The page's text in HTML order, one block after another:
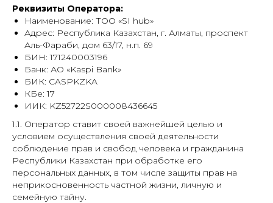
Реквизиты Оператора:
Наименование: ТОО «SI hub»
Адрес: Республика Казахстан, г. Алматы, проспект
Аль-Фараби, дом 63/17, н.п. 69
БИН: 171240003196
Банк: АО «Kaspi Bank»
БИК: CASPKZKA
КБе: 17
ИИК: KZ52722S000008436645
1.1. Оператор ставит своей важнейшей целью и
условием осуществления своей деятельности
соблюдение прав и свобод человека и гражданина
Республики Казахстан при обработке его
персональных данных, в том числе защиты прав на
неприкосновенность частной жизни, личную и
семейную тайну.